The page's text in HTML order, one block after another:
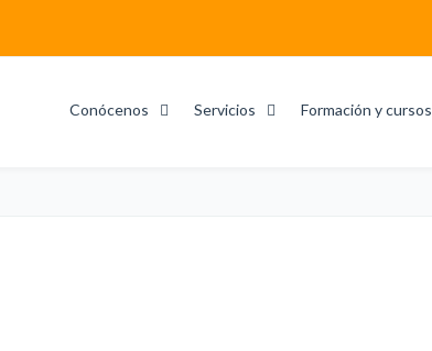
Conócenos Servicios Formación y cursos